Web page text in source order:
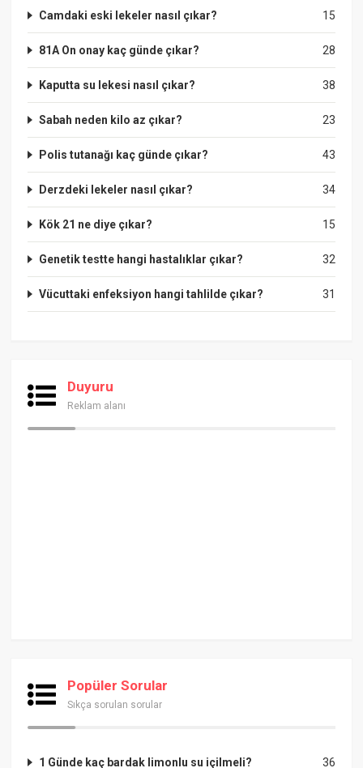
15
Camdaki eski lekeler nasıl çıkar?
28
81A On onay kaç günde çıkar?
38
Kaputta su lekesi nasıl çıkar?
23
Sabah neden kilo az çıkar?
43
Polis tutanağı kaç günde çıkar?
34
Derzdeki lekeler nasıl çıkar?
15
Kök 21 ne diye çıkar?
32
Genetik testte hangi hastalıklar çıkar?
31
Vücuttaki enfeksiyon hangi tahlilde çıkar?
Duyuru
Reklam alanı
Popüler Sorular
Sıkça sorulan sorular
36
1 Günde kaç bardak limonlu su içilmeli?